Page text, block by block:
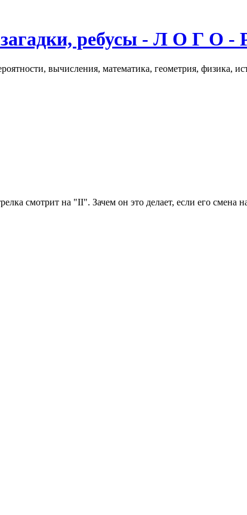
загадки, ребусы - Л О Г О
вычисления, математика, геометрия, физика,
смотрит на "II". Зачем он это делает, если его смена